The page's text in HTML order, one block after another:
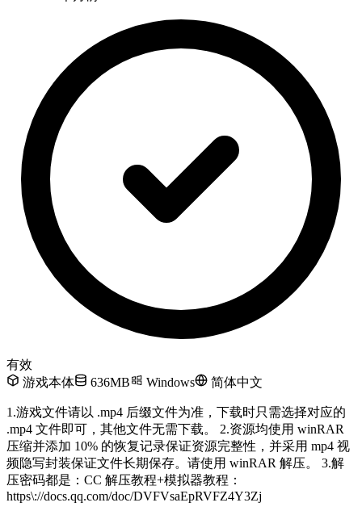
有效
游戏本体
636MB Windows 简体中文
1.游戏文件请以 .mp4 后缀文件为准，下载时只需选择对应的
.mp4 文件即可，其他文件无需下载。 2.资源均使用 winRAR
压缩并添加 10% 的恢复记录保证资源完整性，并采用 mp4 视
频隐写封装保证文件长期保存。请使用 winRAR 解压。 3.解
压密码都是：CC 解压教程+模拟器教程：
https\://docs.qq.com/doc/DVFVsaEpRVFZ4Y3Zj